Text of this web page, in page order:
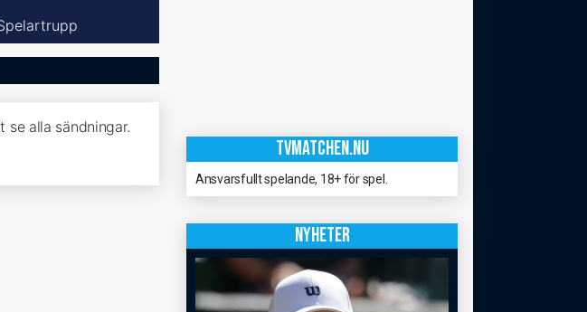
se alla sändningar.
TVMATCHEN.NU
Ansvarsfullt spelande, 18+ för spel.
NYHETER